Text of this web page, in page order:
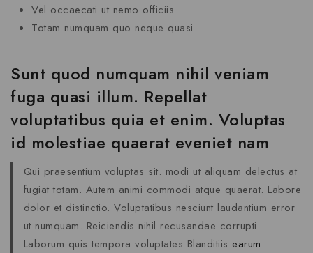
Vel occaecati ut nemo officiis
Totam numquam quo neque quasi
Sunt quod numquam nihil veniam
fuga quasi illum. Repellat
voluptatibus quia et enim. Voluptas
id molestiae quaerat eveniet nam
Qui praesentium voluptas sit. modi ut aliquam delectus at
fugiat totam. Autem animi commodi atque quaerat. Labore
dolor et distinctio. Voluptatibus nesciunt laudantium error
ut numquam. Reiciendis nihil recusandae corrupti.
Laborum quis tempora voluptates Blanditiis earum